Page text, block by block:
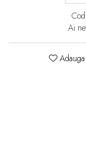
Consiliere
Lucrarea cu
Ai